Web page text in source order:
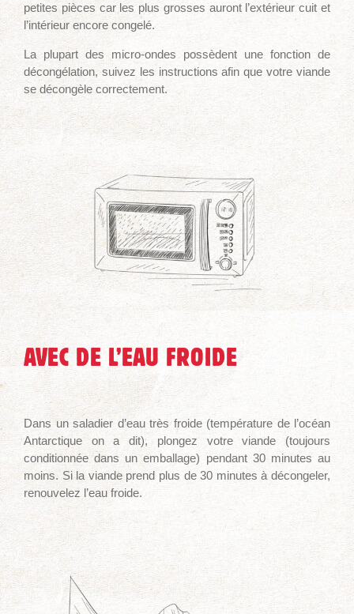
petites pièces car les plus grosses auront l’extérieur cuit et
l’intérieur encore congelé.
La plupart des micro-ondes possèdent une fonction de
décongélation, suivez les instructions afin que votre viande
se décongèle correctement.
AVEC DE L’EAU FROIDE
Dans un saladier d’eau très froide (température de l’océan
Antarctique on a dit), plongez votre viande (toujours
conditionnée dans un emballage) pendant 30 minutes au
moins. Si la viande prend plus de 30 minutes à décongeler,
renouvelez l’eau froide.